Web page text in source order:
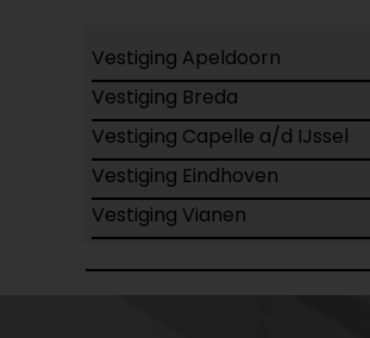
Vestiging Apeldoorn
Vestiging Breda
Vestiging Capelle a/d IJssel
Vestiging Eindhoven
Vestiging Vianen